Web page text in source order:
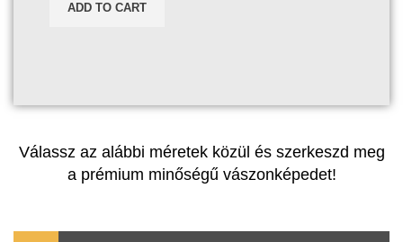
ADD TO CART
Válassz az alábbi méretek közül és szerkeszd meg
a prémium minőségű vászonképedet!